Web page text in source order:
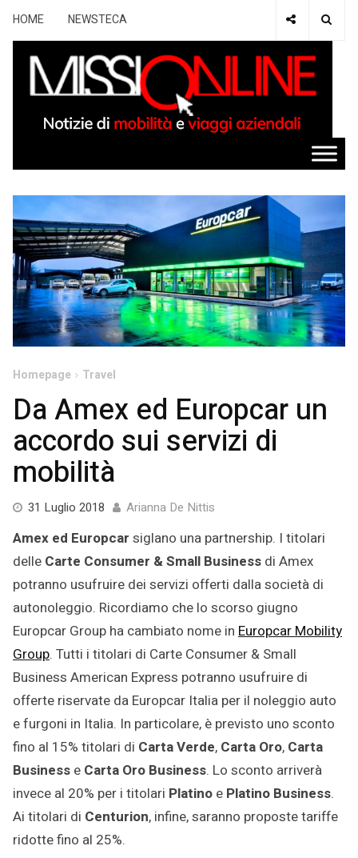
HOME NEWSTECA
Homepage Travel
Da Amex ed Europcar un
accordo sui servizi di
mobilità
31 Luglio 2018 17
2020
Arianna De Nittis
Amex ed Europcar siglano una partnership. I titolari
delle Carte Consumer & Small Business di Amex
potranno usufruire dei servizi offerti dalla società di
autonoleggio. Ricordiamo che lo scorso giugno
Europcar Group ha cambiato nome in Europcar Mobility
Group. Tutti i titolari di Carte Consumer & Small
Business American Express potranno usufruire di
offerte riservate da Europcar Italia per il noleggio auto
e furgoni in Italia. In particolare, è previsto uno sconto
fino al 15% titolari di Carta Verde, Carta Oro, Carta
Business e Carta Oro Business. Lo sconto arriverà
invece al 20% per i titolari Platino e Platino Business.
Ai titolari di Centurion, infine, saranno proposte tariffe
ridotte fino al 25%.